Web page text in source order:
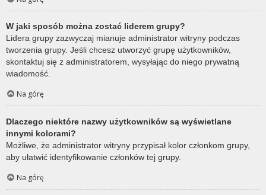
W jaki sposób można zostać liderem grupy?
Lidera grupy zazwyczaj mianuje administrator witryny podczas
tworzenia grupy. Jeśli chcesz utworzyć grupę użytkowników,
skontaktuj się z administratorem, wysyłając do niego prywatną
wiadomość.
Na górę
Dlaczego niektóre nazwy użytkowników są wyświetlane
innymi kolorami?
Możliwe, że administrator witryny przypisał kolor członkom grupy,
aby ułatwić identyfikowanie członków tej grupy.
Na górę